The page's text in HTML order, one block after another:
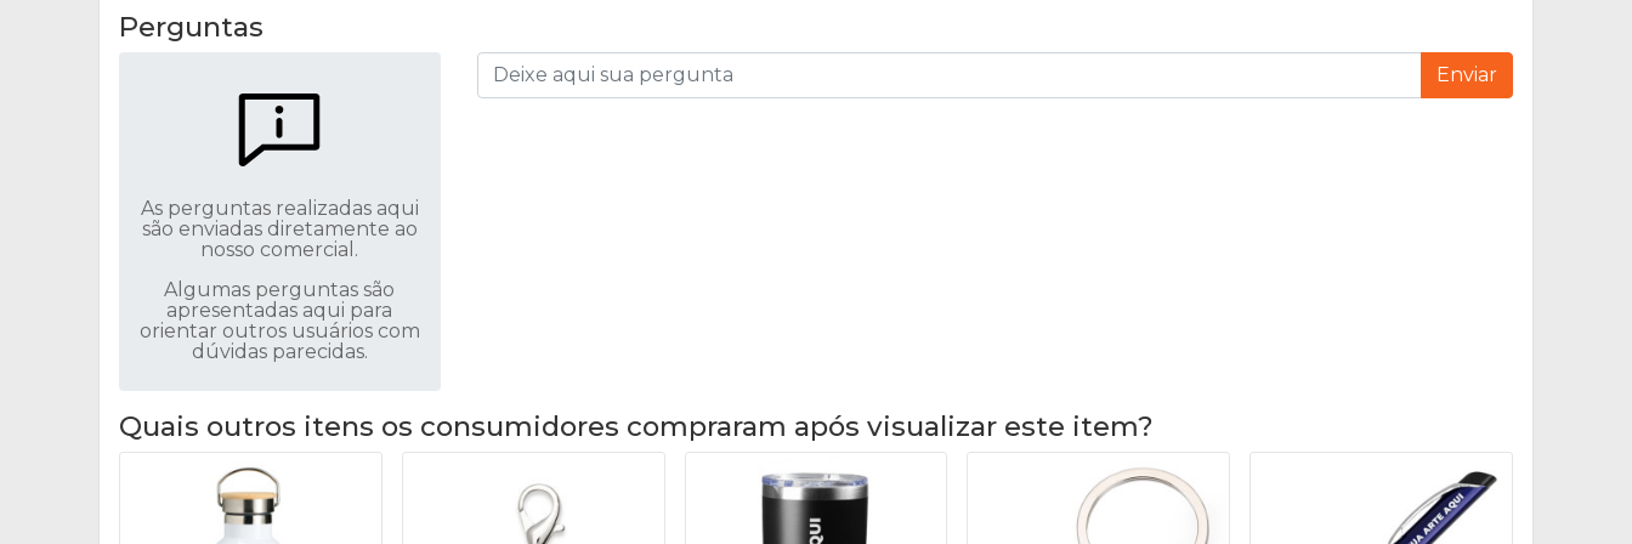
Perguntas
As perguntas realizadas aqui
são enviadas diretamente ao
nosso comercial.
Algumas perguntas são
apresentadas aqui para
orientar outros usuários com
dúvidas parecidas.
Enviar
Quais outros itens os consumidores compraram após visualizar este item?